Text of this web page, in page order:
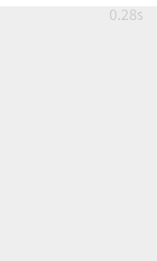
0.28s